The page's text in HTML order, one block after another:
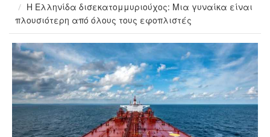
Η Ελληνίδα δισεκατομμυριούχος: Μια γυναίκα είναι
πλουσιότερη από όλους τους εφοπλιστές